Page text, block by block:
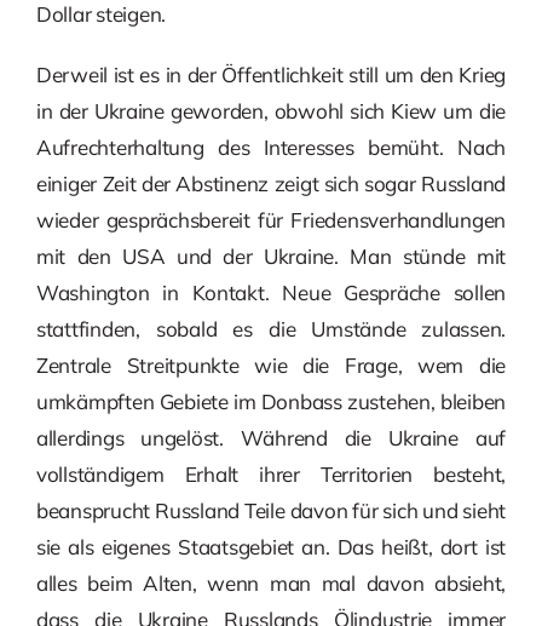
Dollar steigen.
Derweil ist es in der Öffentlichkeit still um den Krieg
in der Ukraine geworden, obwohl sich Kiew um die
Aufrechterhaltung des Interesses bemüht. Nach
einiger Zeit der Abstinenz zeigt sich sogar Russland
wieder gesprächsbereit für Friedensverhandlungen
mit den USA und der Ukraine. Man stünde mit
Washington in Kontakt. Neue Gespräche sollen
stattfinden, sobald es die Umstände zulassen.
Zentrale Streitpunkte wie die Frage, wem die
umkämpften Gebiete im Donbass zustehen, bleiben
allerdings ungelöst. Während die Ukraine auf
vollständigem Erhalt ihrer Territorien besteht,
beansprucht Russland Teile davon für sich und sieht
sie als eigenes Staatsgebiet an. Das heißt, dort ist
alles beim Alten, wenn man mal davon absieht,
dass die Ukraine Russlands Ölindustrie immer